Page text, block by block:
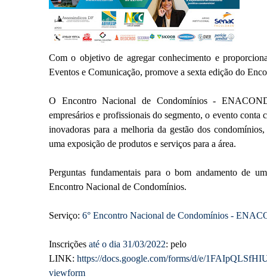
Com o objetivo de agregar conhecimento e
Eventos e Comunicação, promove a sexta edição do
O Encontro Nacional de Condomínios -
empresários e profissionais do segmento, o evento conta
inovadoras para a melhoria da gestão dos
uma exposição de produtos e serviços para a área.
Perguntas fundamentais para o bom andamento de
Encontro Nacional de Condomínios.
Serviço: 6° Encontro Nacional de Condomínios -
Inscrições até o dia 31/03/2022: pelo
LINK: https://docs.google.com/forms/d/e/
viewform